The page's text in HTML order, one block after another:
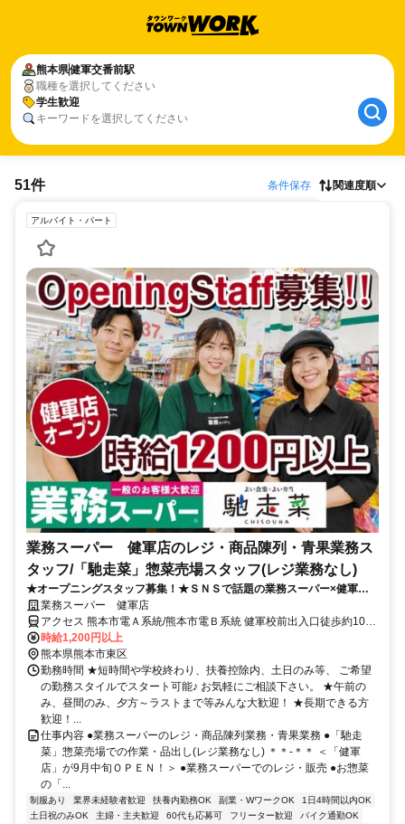
熊本県健軍交番前駅
職種を選択してください
学生歓迎
キーワードを選択してください
51件 条件保存 関連度順
アルバイト・パート
業務スーパー 健軍店のレジ・商品陳列・青果業務ス
タッフ/「馳走菜」惣菜売場スタッフ(レジ業務なし)
★オープニングスタッフ募集！★ＳＮＳで話題の業務スーパー×健軍店
が新規オープン！惣菜販売(馳走菜)も併設！★未経験ＯＫ！今なら沢山
の仲間とスタートできます！★髪色自由＆ネイルＯＫ
業務スーパー 健軍店
アクセス 熊本市電Ａ系統/熊本市電Ｂ系統 健軍校前出入口徒歩約10
分、熊本市電Ａ系統/熊本市電Ｂ系統 神水交差点徒歩約11分、熊本市
電Ａ系統/熊本市電Ｂ系統 動植物園入口徒歩約13分 ※他、八丁馬場
駅、健軍交番前駅、商業高校前駅、市立体育館前駅、健軍町駅、 水
前寺公園駅などからも便利！
時給1,200円以上
熊本県熊本市東区
勤務時間 ★短時間や学校終わり、扶養控除内、土日のみ等、 ご希望
の勤務スタイルでスタート可能♪ お気軽にご相談下さい。 ★午前の
み、昼間のみ、夕方～ラストまで等みんな大歓迎！ ★長期できる方
歓迎！...
仕事内容 ●業務スーパーのレジ・商品陳列業務・青果業務 ●「馳走
菜」惣菜売場での作業・品出し(レジ業務なし) ＊＊-＊＊ ＜「健軍
店」が9月中旬ＯＰＥＮ！＞ ●業務スーパーでのレジ・販売 ●お惣菜
の「...
制服あり 業界未経験者歓迎 扶養内勤務OK 副業・WワークOK
1日4時間以内OK
土日祝のみOK
主婦・主夫歓迎 60代も応募可 フリーター歓迎
バイク通勤OK